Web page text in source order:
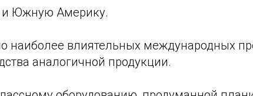
и Южную Америку.
наиболее влиятельных международных
аналогичной продукции.